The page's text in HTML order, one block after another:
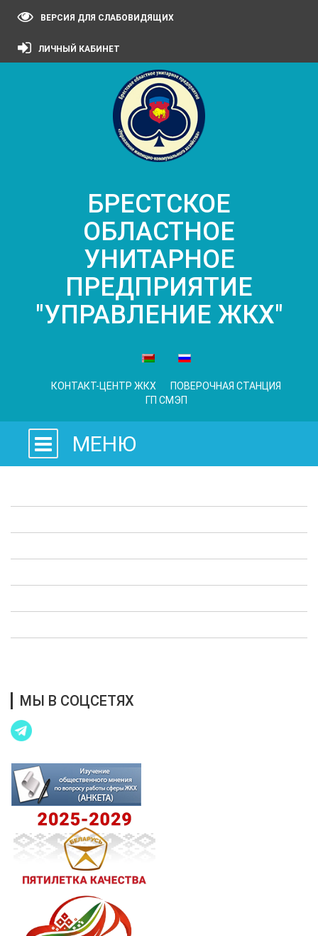
ВЕРСИЯ ДЛЯ СЛАБОВИДЯЩИХ
ЛИЧНЫЙ КАБИНЕТ
БРЕСТСКОЕ
ОБЛАСТНОЕ
УНИТАРНОЕ
ПРЕДПРИЯТИЕ
"УПРАВЛЕНИЕ ЖКХ"
КОНТАКТ-ЦЕНТР ЖКХ
ПОВЕРОЧНАЯ СТАНЦИЯ
ГП СМЭП
МЕНЮ
МЫ В СОЦСЕТЯХ